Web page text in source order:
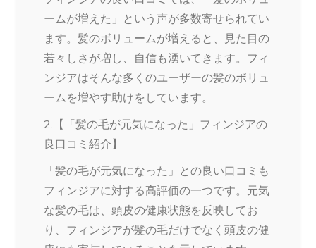
ームが増えた」という声が多数寄せられてい
ます。髪のボリュームが増えると、見た目の
若々しさが増し、自信も湧いてきます。フィ
ンジアはそんな多くのユーザーの髪のボリュ
ームを増やす助けをしています。
2.【「髪の毛が元気になった」フィンジアの
良口コミ紹介】
「髪の毛が元気になった」との良い口コミも
フィンジアに対する高評価の一つです。元気
な髪の毛は、頭皮の健康状態を反映してお
り、フィンジアが髪の毛だけでなく頭皮の健